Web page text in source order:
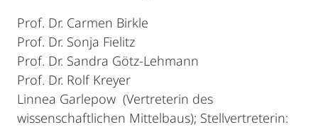
Prof. Dr. Carmen Birkle
Prof. Dr. Sonja Fielitz
Prof. Dr. Sandra Götz-Lehmann
Prof. Dr. Rolf Kreyer
Linnea Garlepow (Vertreterin des
wissenschaftlichen Mittelbaus); Stellvertreterin: